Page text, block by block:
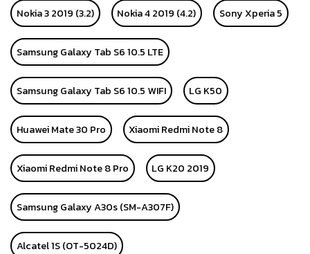
Nokia 3 2019 (3.2) Nokia 4 2019 (4.2) Sony Xperia 5
Samsung Galaxy Tab S6 10.5 LTE
Samsung Galaxy Tab S6 10.5 WIFI LG K50
Huawei Mate 30 Pro Xiaomi Redmi Note 8
Xiaomi Redmi Note 8 Pro LG K20 2019
Samsung Galaxy A30s (SM-A307F)
Alcatel 1S (OT-5024D)